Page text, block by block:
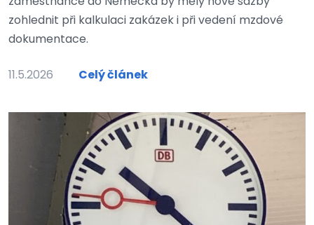
zohlednit při kalkulaci zakázek i při vedení mzdové
dokumentace.
11.5.2026 Celý článek